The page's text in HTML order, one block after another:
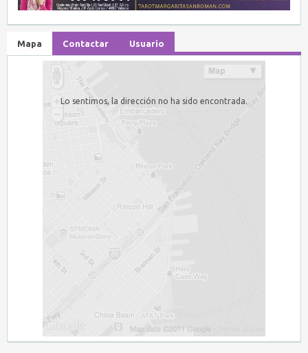
Mapa Contactar Usuario
Lo sentimos, la dirección no ha sido encontrada.